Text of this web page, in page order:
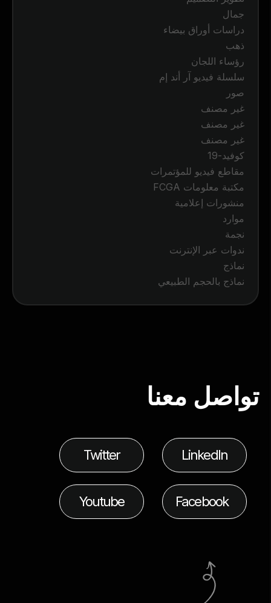
جمال
دراسات أوراق بيضاء
ذهب
رؤساء اللجان
سلسلة فيديو آر أند إم
صور
غير مصنف
غير مصنف
غير مصنف
كوفيد-19
مقاطع فيديو للمؤتمرات
مكتبة معلومات FCGA
منشورات إعلامية
موارد
نجمة
ندوات عبر الإنترنت
نماذج
نماذج بالحجم الطبيعي
تواصل معنا
LinkedIn
Twitter
Facebook
Youtube